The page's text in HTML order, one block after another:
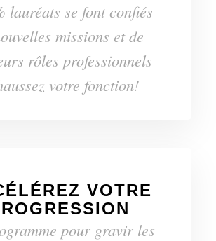
lauréats se font confiés
missions et de
rôles professionnels
votre fonction!
VOTRE
pour gravir les